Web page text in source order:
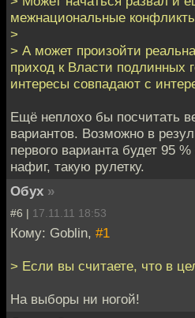
межнациональные
>
> А может произойти
приход к Власти подлинных
интересы совпадают с
Ещё неплохо бы посчитать
вариантов. Возможно в
первого варианта будет 95
нафиг, такую рулетку.
Обух »
#6 | 17.11.11 18:53
Кому: Goblin, #1
> Если вы считаете, что в
На выборы ни ногой!